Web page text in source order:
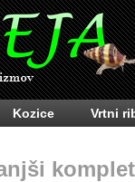
Kozice Vrtni